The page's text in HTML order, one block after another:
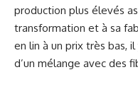
production plus élevés
transformation et à sa
en lin à un prix très bas, il
d’un mélange avec des